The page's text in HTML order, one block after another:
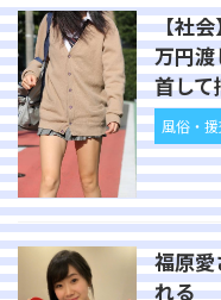
【社
万円
首し
風俗・
福原
れる